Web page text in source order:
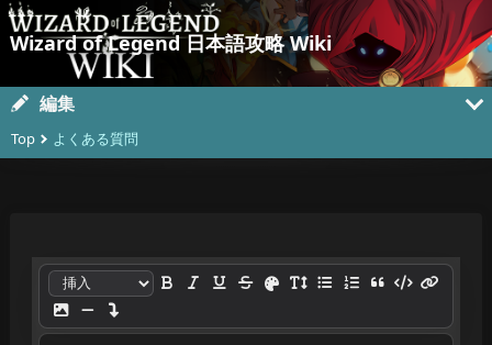
Wizard of Legend 日本語攻略 Wiki
編集
Top よくある質問